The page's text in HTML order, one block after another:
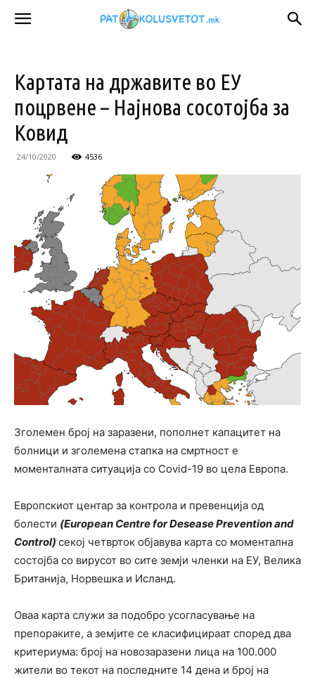
Картата на државите во ЕУ
поцрвене – Најнова сосотојба за
Ковид
24/10/2020 4536
Зголемен број на заразени, пополнет капацитет на
болници и зголемена стапка на смртност е
моменталната ситуација со Covid-19 во цела Европа.
Европскиот центар за контрола и превенција од
болести (European Centre for Desease Prevention and
Control) секој четврток објавува карта со моментална
состојба со вирусот во сите земји членки на ЕУ, Велика
Британија, Норвешка и Исланд.
Оваа карта служи за подобро усогласување на
препораките, а земјите се класифицираат според два
критериума: број на новозаразени лица на 100.000
жители во текот на последните 14 дена и број на